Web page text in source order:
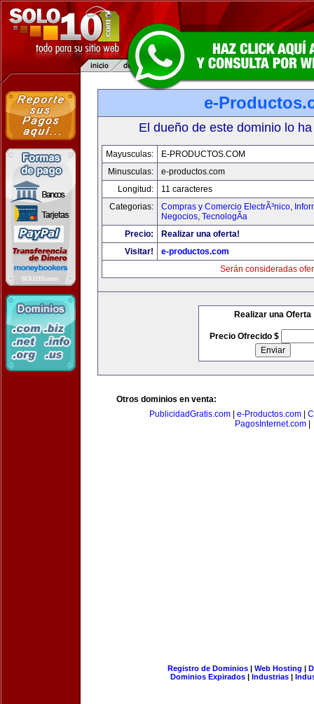
e-
El dueño de este dominio lo
Mayusculas:
E-PRODUCTOS.COM
Minusculas:
e-productos.com
Longitud:
11 caracteres
Categorias:
Compras y Comercio ElectrÃ³nico,
Negocios, TecnologÃ­a
Precio:
Realizar una oferta!
Visitar!
e-productos.com
Serán consideradas
Realizar una Oferta
Precio Ofrecido $
Otros dominios en venta:
PublicidadGratis.com
e-Productos.com
PagosInternet.com
Registro de Dominios| Web Hosting |
Dominios Expirados | Industrias |